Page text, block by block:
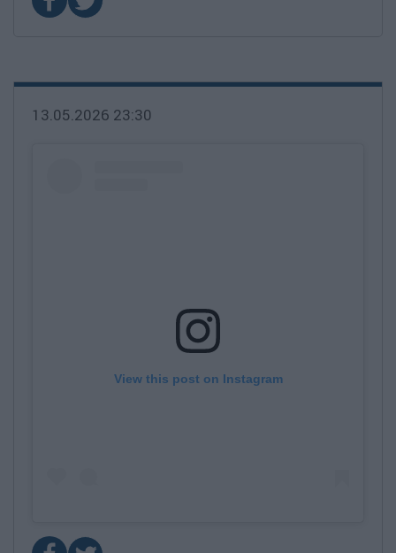
13.05.2026 23:30
View this post on Instagram